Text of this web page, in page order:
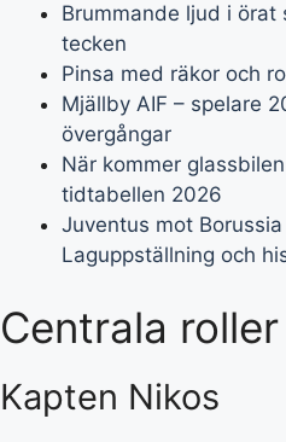
Brummande ljud i örat
tecken
Pinsa med räkor och
Mjällby AIF – spelare
övergångar
När kommer
tidtabellen 2026
Juventus mot
Laguppställning och
Centrala
Kapten Nikos